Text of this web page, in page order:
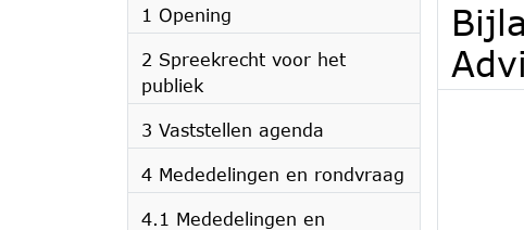
1 Opening
2 Spreekrecht voor het
publiek
3 Vaststellen agenda
4 Mededelingen en rondvraag
4.1 Mededelingen en